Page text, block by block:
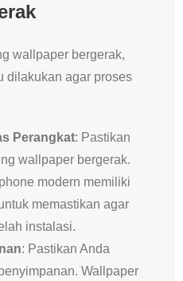
wallpaper bergerak,
dilakukan agar proses
Perangkat: Pastikan
wallpaper bergerak.
modern memiliki
memastikan agar
instalasi.
: Pastikan Anda
Wallpaper